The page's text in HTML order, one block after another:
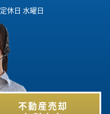
定休日 水曜日
不動産売却